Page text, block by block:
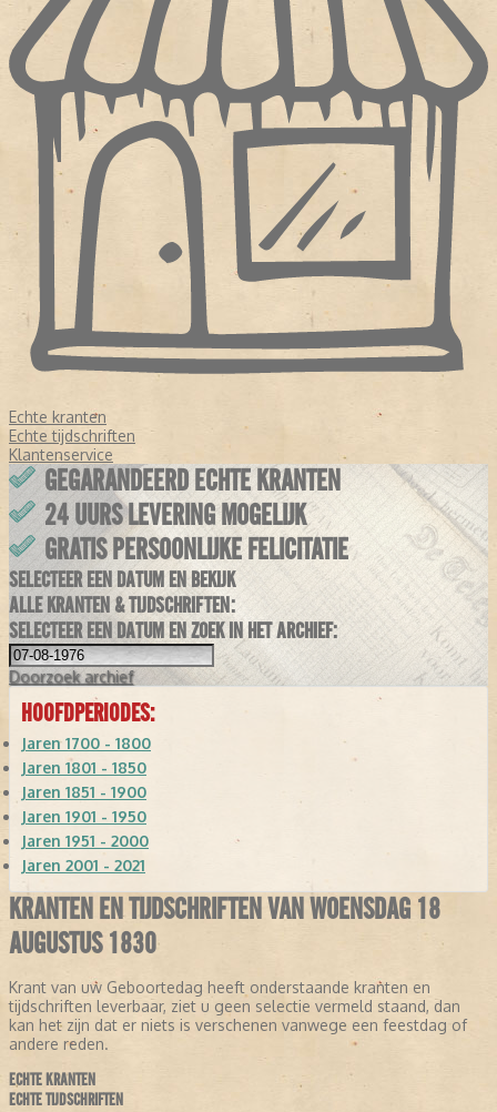
Echte kranten
Echte tijdschriften
Klantenservice
GEGARANDEERD ECHTE KRANTEN
24 UURS LEVERING MOGELIJK
GRATIS PERSOONLIJKE FELICITATIE
SELECTEER EEN DATUM EN BEKIJK
ALLE KRANTEN & TIJDSCHRIFTEN:
SELECTEER EEN DATUM EN ZOEK IN HET ARCHIEF:
Doorzoek archief
HOOFDPERIODES:
Jaren 1700 - 1800
Jaren 1801 - 1850
Jaren 1851 - 1900
Jaren 1901 - 1950
Jaren 1951 - 2000
Jaren 2001 - 2021
KRANTEN EN TIJDSCHRIFTEN VAN WOENSDAG 18
AUGUSTUS 1830
Krant van uw Geboortedag heeft onderstaande kranten en
tijdschriften leverbaar, ziet u geen selectie vermeld staand, dan
kan het zijn dat er niets is verschenen vanwege een feestdag of
andere reden.
ECHTE KRANTEN
ECHTE TIJDSCHRIFTEN